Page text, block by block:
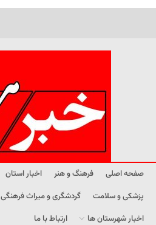
صفحه اصلی فرهنگ و هنر اخبار استان
پزشکی و سلامت
گردشگری و میراث فرهنگی
اخبار شهرستان ها
ارتباط با ما